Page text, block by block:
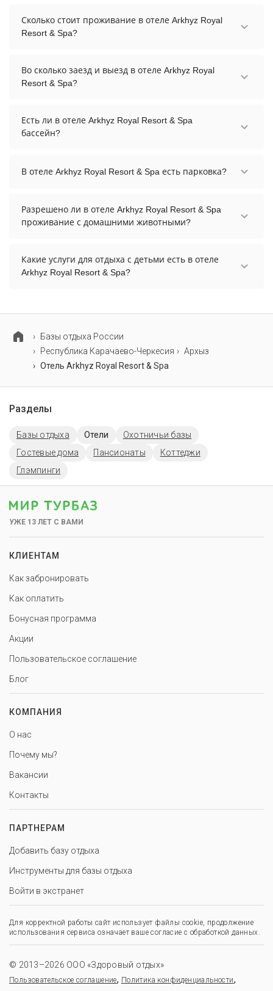
Сколько стоит проживание в отеле Arkhyz Royal
Resort & Spa?
Resort & Spa начинается от 9200 рублей. Чтобы
увидеть актуальные цены на проживание,
Во сколько заезд и выезд в отеле Arkhyz Royal
Resort & Spa?
осуществить до 12:00.
Есть ли в отеле Arkhyz Royal Resort & Spa
бассейн?
Resort & Spa бассейнов: 2. А именно: открытый
панорамный бассейн, крытый бассейн. Более
телефону у менеджера.
В отеле Arkhyz Royal Resort & Spa есть парковка?
Разрешено ли в отеле Arkhyz Royal Resort & Spa
проживание с домашними животными?
запрещено.
Какие услуги для отдыха с детьми есть в отеле
Arkhyz Royal Resort & Spa?
телеканалы.
Базы отдыха России
Республика Карачаево-Черкесия
Архыз
Отель Arkhyz Royal Resort & Spa
Разделы
Базы отдыха Отели
Охотничьи базы
Гостевые дома
Пансионаты
Коттеджи
Глэмпинги
УЖЕ 13 ЛЕТ С ВАМИ
КЛИЕНТАМ
Как забронировать
Как оплатить
Бонусная программа
Акции
Пользовательское соглашение
Блог
КОМПАНИЯ
О нас
Почему мы?
Вакансии
Контакты
ПАРТНЕРАМ
Добавить базу отдыха
Инструменты для базы отдыха
Войти в экстранет
Для корректной работы сайт использует файлы cookie, продолжение
использования сервиса означает ваше согласие с обработкой данных.
© 2013–2026 ООО «Здоровый отдых»
Пользовательское соглашение, Политика конфиденциальности,